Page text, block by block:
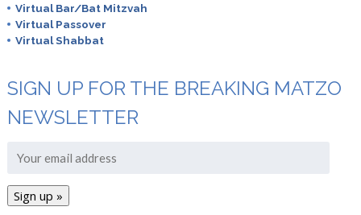
Virtual Bar/Bat Mitzvah
Virtual Passover
Virtual Shabbat
SIGN UP FOR THE BREAKING MATZO
NEWSLETTER